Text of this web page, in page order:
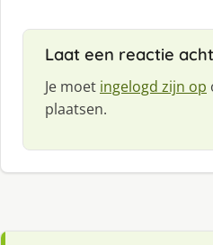
Laat een reactie
Je moet ingelogd zijn op
plaatsen.